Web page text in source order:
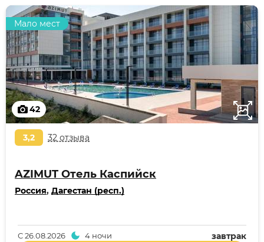
42
Мало мест
3,2 32 отзыва
AZIMUT Отель Каспийск
Россия, Дагестан (респ.)
завтрак
С26.08.2026 4 ночи